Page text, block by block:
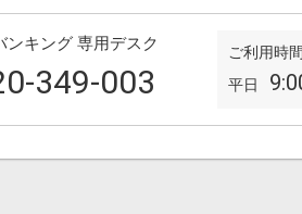
ンキング 専用デスク
ご利用時
平日
349-003